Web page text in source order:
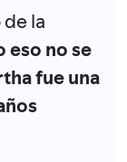
la
eso no se
fue una